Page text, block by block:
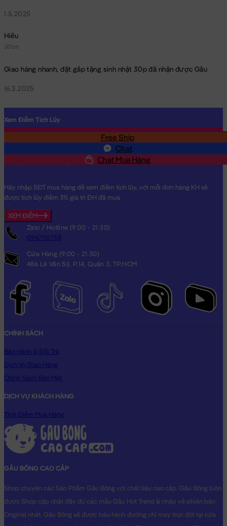
Thỏ Bông Cony mặc áo Colorfull
1.5.2025
Hiếu
50cm
Giao hàng nhanh, đặt gấp tặng sinh nhật 30p đã nhận được Gấu
16.3.2025
Free Ship
Chat
Chat Mua Hàng
Xem Điểm Tích Lũy
Hãy nhập SĐT mua hàng để xem điểm tích lũy, với mỗi đơn hàng KH sẽ
được tích lũy điểm 3% giá trị ĐH đã mua
XEM ĐIỂM
Zalo / Hotline (9:00 - 21:30)
0967110738
Cửa Hàng (9:00 - 21:30)
486 Lê Văn Sỹ, P.14, Quận 3, TP.HCM
CHÍNH SÁCH
Bảo Hành & Đổi Trả
Dịch Vụ Giao Hàng
Chính Sách Bảo Mật
DỊCH VỤ KHÁCH HÀNG
Tích Điểm Mua Hàng
GẤU BÔNG CAO CẤP
Shop chuyên các Sản Phẩm Gấu Bông với chất liệu cao cấp. Gấu Bông luôn
được Shop cập nhật đầy đủ các mẫu Gấu Hot Trend & nhập về phiên bản
Original nhất. Gấu Bông sẽ được bảo hành đường chỉ may trọn đời tại cửa